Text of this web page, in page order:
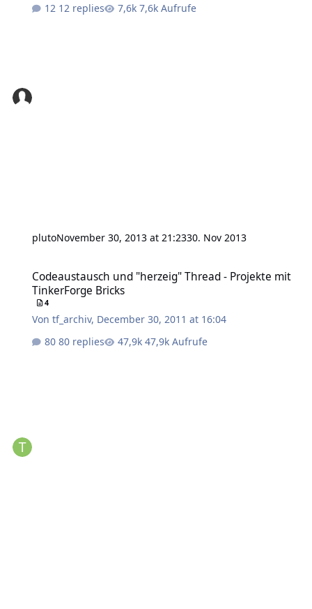
12 replies
7,6k Aufrufe
plutoNovember 30, 2013 at 21:2330. Nov 2013
Codeaustausch und "herzeig" Thread - Projekte mit
TinkerForge Bricks
4
Vontf_archiv, December 30, 2011 at 16:04
80 replies
47,9k Aufrufe